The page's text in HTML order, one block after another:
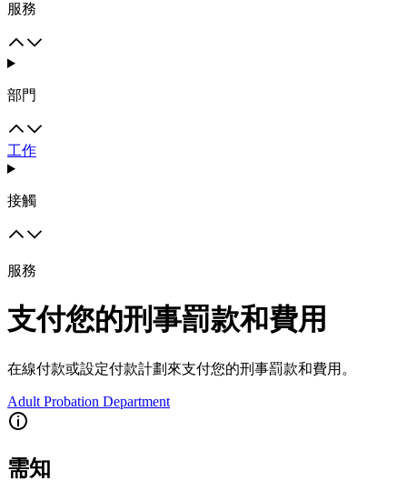
服務
部門
工作
接觸
服務
支付您的刑事罰款和費用
在線付款或設定付款計劃來支付您的刑事罰款和費用。
Adult Probation Department
需知